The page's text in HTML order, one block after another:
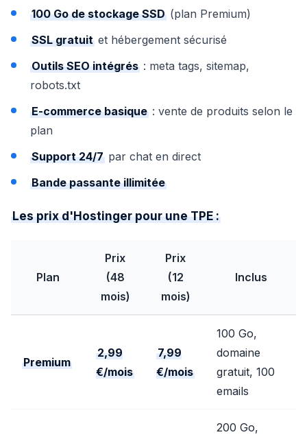
100 Go de stockage SSD (plan Premium)
SSL gratuit et hébergement sécurisé
Outils SEO intégrés : meta tags, sitemap,
robots.txt
E-commerce basique : vente de produits selon le
plan
Support 24/7 par chat en direct
Bande passante illimitée
Les prix d'Hostinger pour une TPE :
Plan
Prix
(48
mois)
Prix
(12
mois)
Inclus
Premium
2,99
€/mois
7,99
€/mois
100 Go,
domaine
gratuit, 100
emails
200 Go,